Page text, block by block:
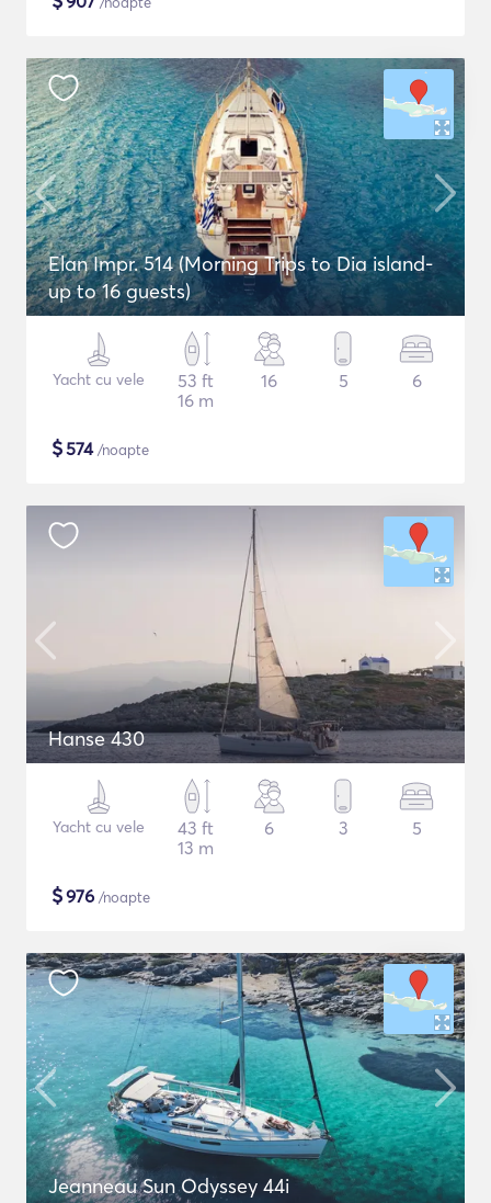
Elan Impr. 514 (Morning Trips to Dia island-
up to 16 guests)
Yacht cu vele
53 ft
16 m
16 5 6
$574/noapte
Hanse 430
Yacht cu vele
43 ft
13 m
6 3 5
$976 /noapte
Jeanneau Sun Odyssey 44i